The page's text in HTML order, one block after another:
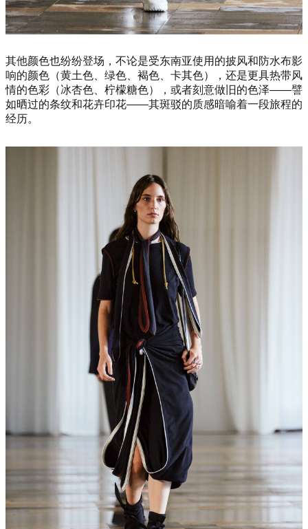
其他颜色也纷纷登场，不论是受东南亚使用的披风和防水布影
响的颜色（黄土色、绿色、褐色、卡其色），还是更具热带风
情的色彩（冰杏色、柠檬糖色），或者刻意做旧的色泽——譬
如晒过的条纹和花卉印花——其斑驳的质感暗喻着一段旅程的
经历。